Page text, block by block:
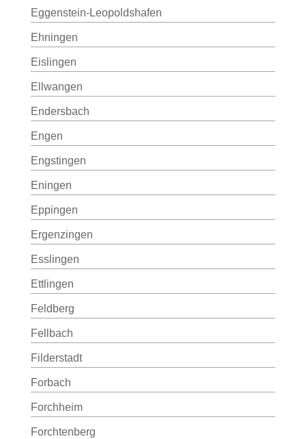
Eggenstein-Leopoldshafen
Ehningen
Eislingen
Ellwangen
Endersbach
Engen
Engstingen
Eningen
Eppingen
Ergenzingen
Esslingen
Ettlingen
Feldberg
Fellbach
Filderstadt
Forbach
Forchheim
Forchtenberg